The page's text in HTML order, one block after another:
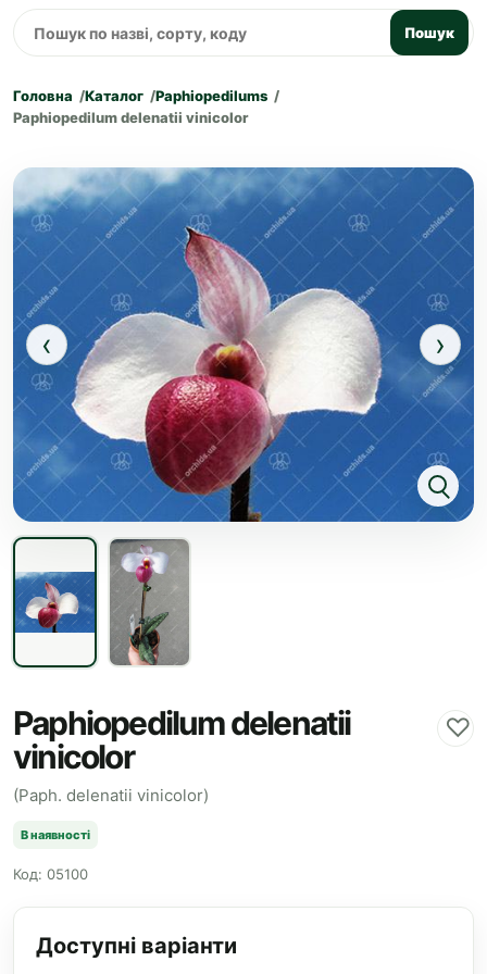
Пошук
Головна Каталог
Paphiopedilums
Paphiopedilum delenatii vinicolor
‹ ›
Paphiopedilum delenatii
vinicolor
♡
(Paph. delenatii vinicolor)
В наявності
Код: 05100
Доступні варіанти